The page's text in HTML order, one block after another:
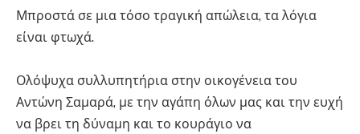
Μπροστά σε μια τόσο τραγική απώλεια, τα λόγια
είναι φτωχά.
Ολόψυχα συλλυπητήρια στην οικογένεια του
Αντώνη Σαμαρά, με την αγάπη όλων μας και την ευχή
να βρει τη δύναμη και το κουράγιο να